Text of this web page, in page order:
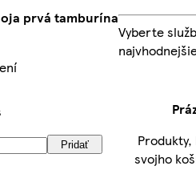
prvá tamburína
Pridať
Vyberte
svojho